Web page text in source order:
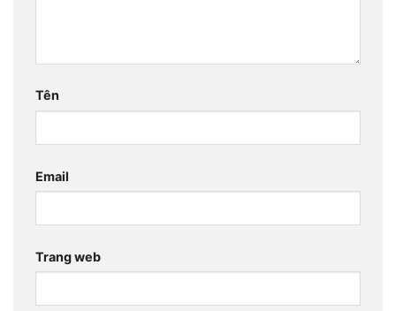
Tên
Email
Trang web